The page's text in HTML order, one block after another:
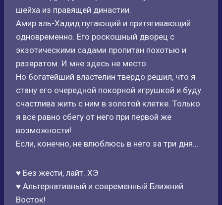
шейха из правящей династии.
Амир аль-Хадид пугающий и притягивающий
одновременно. Его роскошный дворец с
экзотическими садами пропитан похотью и
развратом. И мне здесь не место.
Но богатейший властелин твердо решил, что я
стану его очередной покорной игрушкой и буду
счастлива жить с ним в золотой клетке. Только
я все равно сбегу от него при первой же
возможности!
Если, конечно, не влюблюсь в него за три дня…
♥️ Без жести, лайт. ХЭ
♥️ Альтернативный и современный Ближний
Восток!